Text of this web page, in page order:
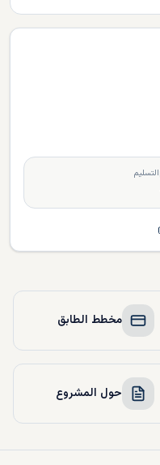
التسليم
مخطط الطابق
حول المشروع